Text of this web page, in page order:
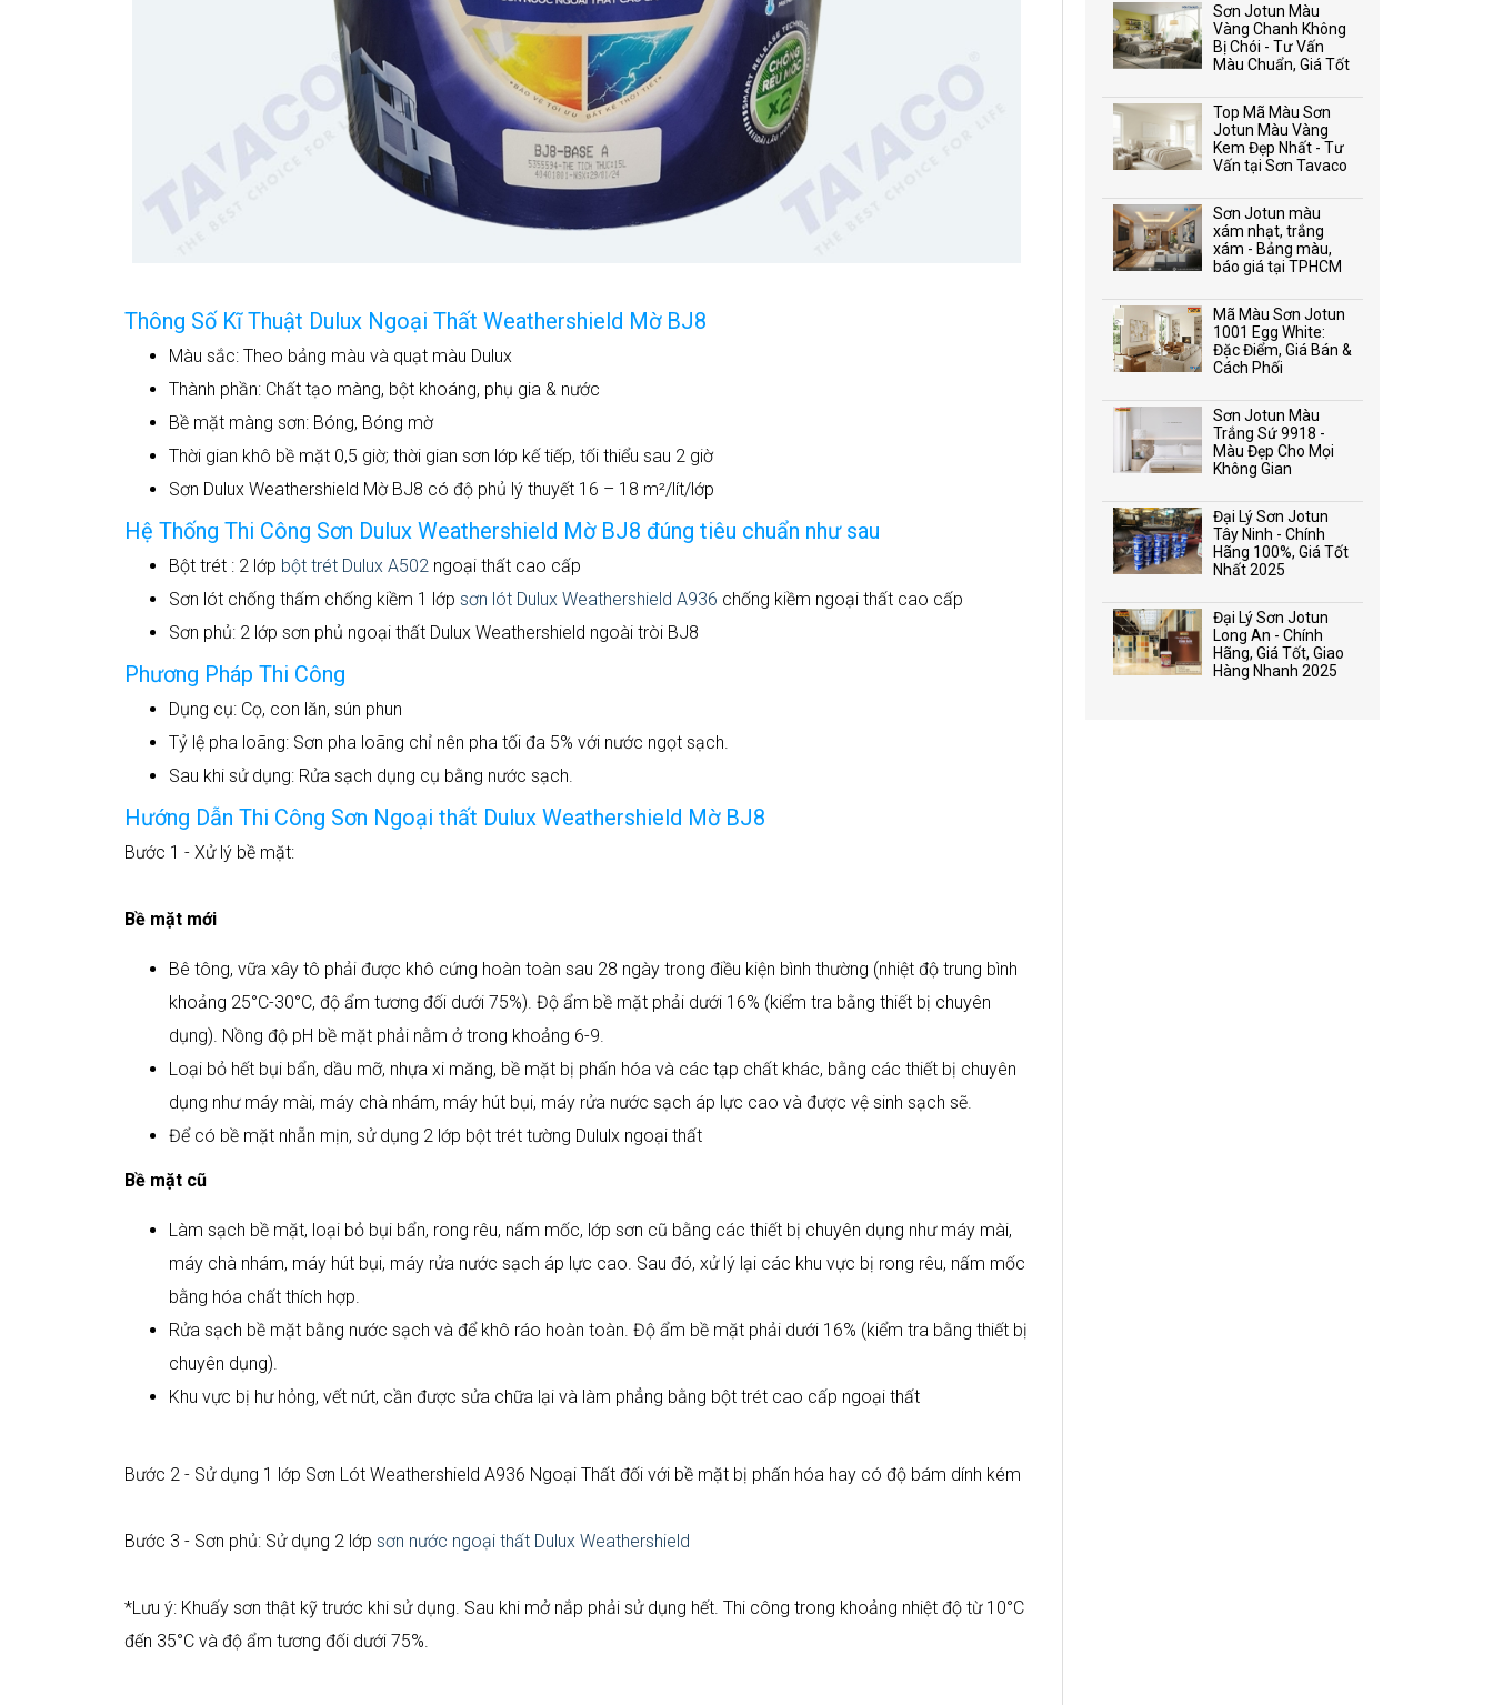
Thông Số Kĩ Thuật Dulux Ngoại Thất Weathershield Mờ BJ8
Màu sắc: Theo bảng màu và quạt màu Dulux
Thành phần: Chất tạo màng, bột khoáng, phụ gia & nước
Bề mặt màng sơn: Bóng, Bóng mờ
Thời gian khô bề mặt 0,5 giờ; thời gian sơn lớp kế tiếp, tối thiểu sau 2 giờ
Sơn Dulux Weathershield Mờ BJ8 có độ phủ lý thuyết 16 – 18 m²/lít/lớp
Hệ Thống Thi Công Sơn Dulux Weathershield Mờ BJ8 đúng tiêu chuẩn như sau
Bột trét : 2 lớp bột trét Dulux A502 ngoại thất cao cấp
Sơn lót chống thấm chống kiềm 1 lớp sơn lót Dulux Weathershield A936 chống kiềm ngoại thất cao cấp
Sơn phủ: 2 lớp sơn phủ ngoại thất Dulux Weathershield ngoài tròi BJ8
Phương Pháp Thi Công
Dụng cụ: Cọ, con lăn, sún phun
Tỷ lệ pha loãng: Sơn pha loãng chỉ nên pha tối đa 5% với nước ngọt sạch.
Sau khi sử dụng: Rửa sạch dụng cụ bằng nước sạch.
Hướng Dẫn Thi Công Sơn Ngoại thất Dulux Weathershield Mờ BJ8
Bước 1 - Xử lý bề mặt:
Bề mặt mới
Bê tông, vữa xây tô phải được khô cứng hoàn toàn sau 28 ngày trong điều kiện bình thường (nhiệt độ trung bình
khoảng 25°C-30°C, độ ẩm tương đối dưới 75%). Độ ẩm bề mặt phải dưới 16% (kiểm tra bằng thiết bị chuyên
dụng). Nồng độ pH bề mặt phải nằm ở trong khoảng 6-9.
Loại bỏ hết bụi bẩn, dầu mỡ, nhựa xi măng, bề mặt bị phấn hóa và các tạp chất khác, bằng các thiết bị chuyên
dụng như máy mài, máy chà nhám, máy hút bụi, máy rửa nước sạch áp lực cao và được vệ sinh sạch sẽ.
Để có bề mặt nhẵn mịn, sử dụng 2 lớp bột trét tường Dululx ngoại thất
Bề mặt cũ
Làm sạch bề mặt, loại bỏ bụi bẩn, rong rêu, nấm mốc, lớp sơn cũ bằng các thiết bị chuyên dụng như máy mài,
máy chà nhám, máy hút bụi, máy rửa nước sạch áp lực cao. Sau đó, xử lý lại các khu vực bị rong rêu, nấm mốc
bằng hóa chất thích hợp.
Rửa sạch bề mặt bằng nước sạch và để khô ráo hoàn toàn. Độ ẩm bề mặt phải dưới 16% (kiểm tra bằng thiết bị
chuyên dụng).
Khu vực bị hư hỏng, vết nứt, cần được sửa chữa lại và làm phẳng bằng bột trét cao cấp ngoại thất
Bước 2 - Sử dụng 1 lớp Sơn Lót Weathershield A936 Ngoại Thất đối với bề mặt bị phấn hóa hay có độ bám dính kém
Bước 3 - Sơn phủ: Sử dụng 2 lớp sơn nước ngoại thất Dulux Weathershield
*Lưu ý: Khuấy sơn thật kỹ trước khi sử dụng. Sau khi mở nắp phải sử dụng hết. Thi công trong khoảng nhiệt độ từ 10°C
đến 35°C và độ ẩm tương đối dưới 75%.
Sơn Jotun Màu
Vàng Chanh Không
Bị Chói - Tư Vấn
Màu Chuẩn, Giá Tốt
Top Mã Màu Sơn
Jotun Màu Vàng
Kem Đẹp Nhất - Tư
Vấn tại Sơn Tavaco
Sơn Jotun màu
xám nhạt, trắng
xám - Bảng màu,
báo giá tại TPHCM
Mã Màu Sơn Jotun
1001 Egg White:
Đặc Điểm, Giá Bán &
Cách Phối
Sơn Jotun Màu
Trắng Sứ 9918 -
Màu Đẹp Cho Mọi
Không Gian
Đại Lý Sơn Jotun
Tây Ninh - Chính
Hãng 100%, Giá Tốt
Nhất 2025
Đại Lý Sơn Jotun
Long An - Chính
Hãng, Giá Tốt, Giao
Hàng Nhanh 2025